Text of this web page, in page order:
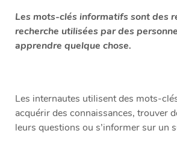
Les mots-clés informatifs sont des
recherche utilisées par des
apprendre quelque chose.
Les internautes utilisent des mots-
acquérir des connaissances, trouver
leurs questions ou s’informer sur un